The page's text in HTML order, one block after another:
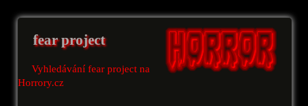
fear project
Vyhledávání fear project na
Horrory.cz